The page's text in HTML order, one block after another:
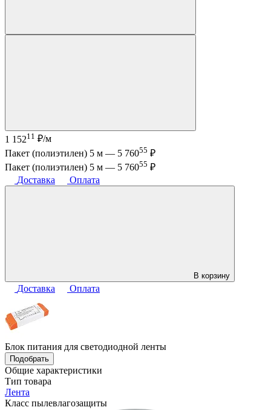
1 15211 ₽/м
Пакет (полиэтилен) 5 м — 5 76055 ₽
Пакет (полиэтилен) 5 м — 5 76055 ₽
Доставка
Оплата
В корзину
Доставка Оплата
Блок питания для светодиодной ленты
Подобрать
Общие характеристики
Тип товара
Лента
Класс пылевлагозащиты